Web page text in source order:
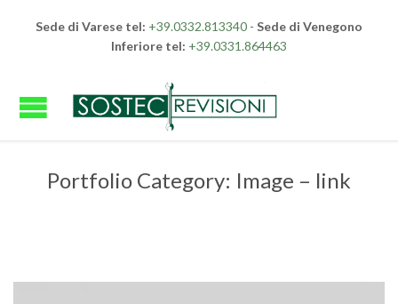
Sede di Varese tel: +39.0332.813340 - Sede di Venegono
Inferiore tel: +39.0331.864463
Portfolio Category: Image – link